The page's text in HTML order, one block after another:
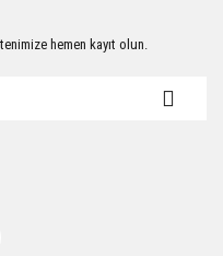
hemen kayıt olun.